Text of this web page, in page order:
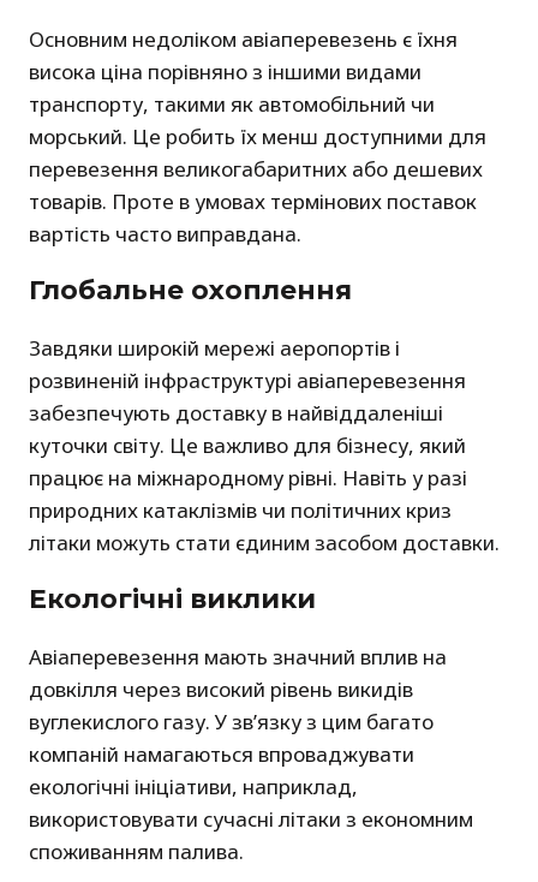
Основним недоліком авіаперевезень є їхня
висока ціна порівняно з іншими видами
транспорту, такими як автомобільний чи
морський. Це робить їх менш доступними для
перевезення великогабаритних або дешевих
товарів. Проте в умовах термінових поставок
вартість часто виправдана.
Глобальне охоплення
Завдяки широкій мережі аеропортів і
розвиненій інфраструктурі авіаперевезення
забезпечують доставку в найвіддаленіші
куточки світу. Це важливо для бізнесу, який
працює на міжнародному рівні. Навіть у разі
природних катаклізмів чи політичних криз
літаки можуть стати єдиним засобом доставки.
Екологічні виклики
Авіаперевезення мають значний вплив на
довкілля через високий рівень викидів
вуглекислого газу. У зв’язку з цим багато
компаній намагаються впроваджувати
екологічні ініціативи, наприклад,
використовувати сучасні літаки з економним
споживанням палива.